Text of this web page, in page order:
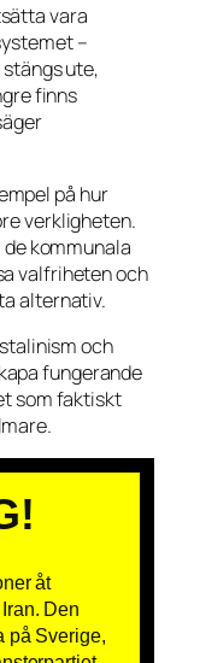
vara
–
ute,
finns
på hur
verkligheten.
kommunala
valfriheten och
alternativ.
och
fungerande
som faktiskt
åt
Den
på Sverige,